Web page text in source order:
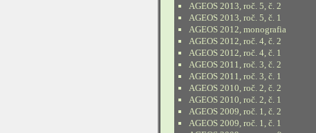
AGEOS 2013, roč. 5, č. 2
AGEOS 2013, roč. 5, č. 1
AGEOS 2012, monografia
AGEOS 2012, roč. 4, č. 2
AGEOS 2012, roč. 4, č. 1
AGEOS 2011, roč. 3, č. 2
AGEOS 2011, roč. 3, č. 1
AGEOS 2010, roč. 2, č. 2
AGEOS 2010, roč. 2, č. 1
AGEOS 2009, roč. 1, č. 2
AGEOS 2009, roč. 1, č. 1